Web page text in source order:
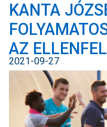
KANTA
AZ
2021-09-27